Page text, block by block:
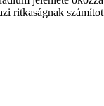
ritkaságnak